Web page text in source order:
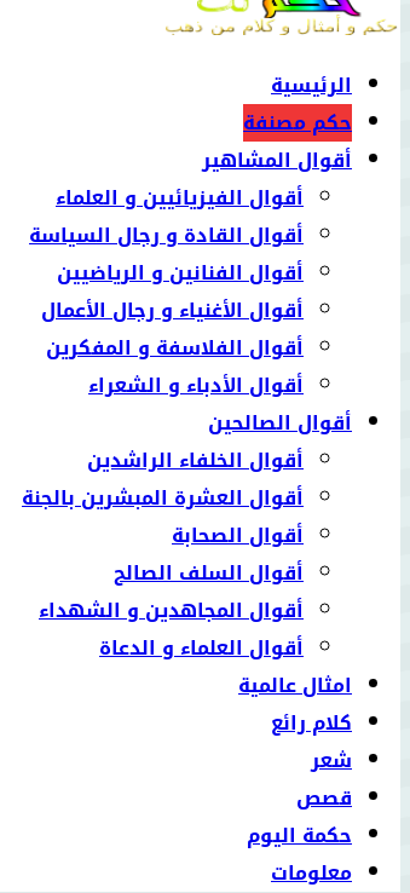
الرئيسية
حكم مصنفة
أقوال المشاهير
أقوال الفيزيائيين و العلماء
أقوال القادة و رجال السياسة
أقوال الفنانين و الرياضيين
أقوال الأغنياء و رجال الأعمال
أقوال الفلاسفة و المفكرين
أقوال الأدباء و الشعراء
أقوال الصالحين
أقوال الخلفاء الراشدين
أقوال العشرة المبشرين بالجنة
أقوال الصحابة
أقوال السلف الصالح
أقوال المجاهدين و الشهداء
أقوال العلماء و الدعاة
امثال عالمية
كلام رائع
شعر
قصص
حكمة اليوم
معلومات